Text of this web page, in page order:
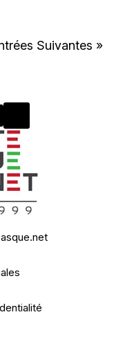
Suivantes »